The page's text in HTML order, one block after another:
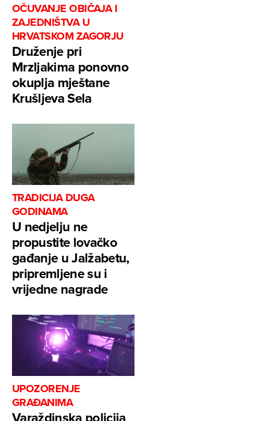
OČUVANJE OBIČAJA I
ZAJEDNIŠTVA U
HRVATSKOM ZAGORJU
Druženje pri
Mrzljakima ponovno
okuplja mještane
Krušljeva Sela
TRADICIJA DUGA
GODINAMA
U nedjelju ne
propustite lovačko
gađanje u Jalžabetu,
pripremljene su i
vrijedne nagrade
UPOZORENJE
GRAĐANIMA